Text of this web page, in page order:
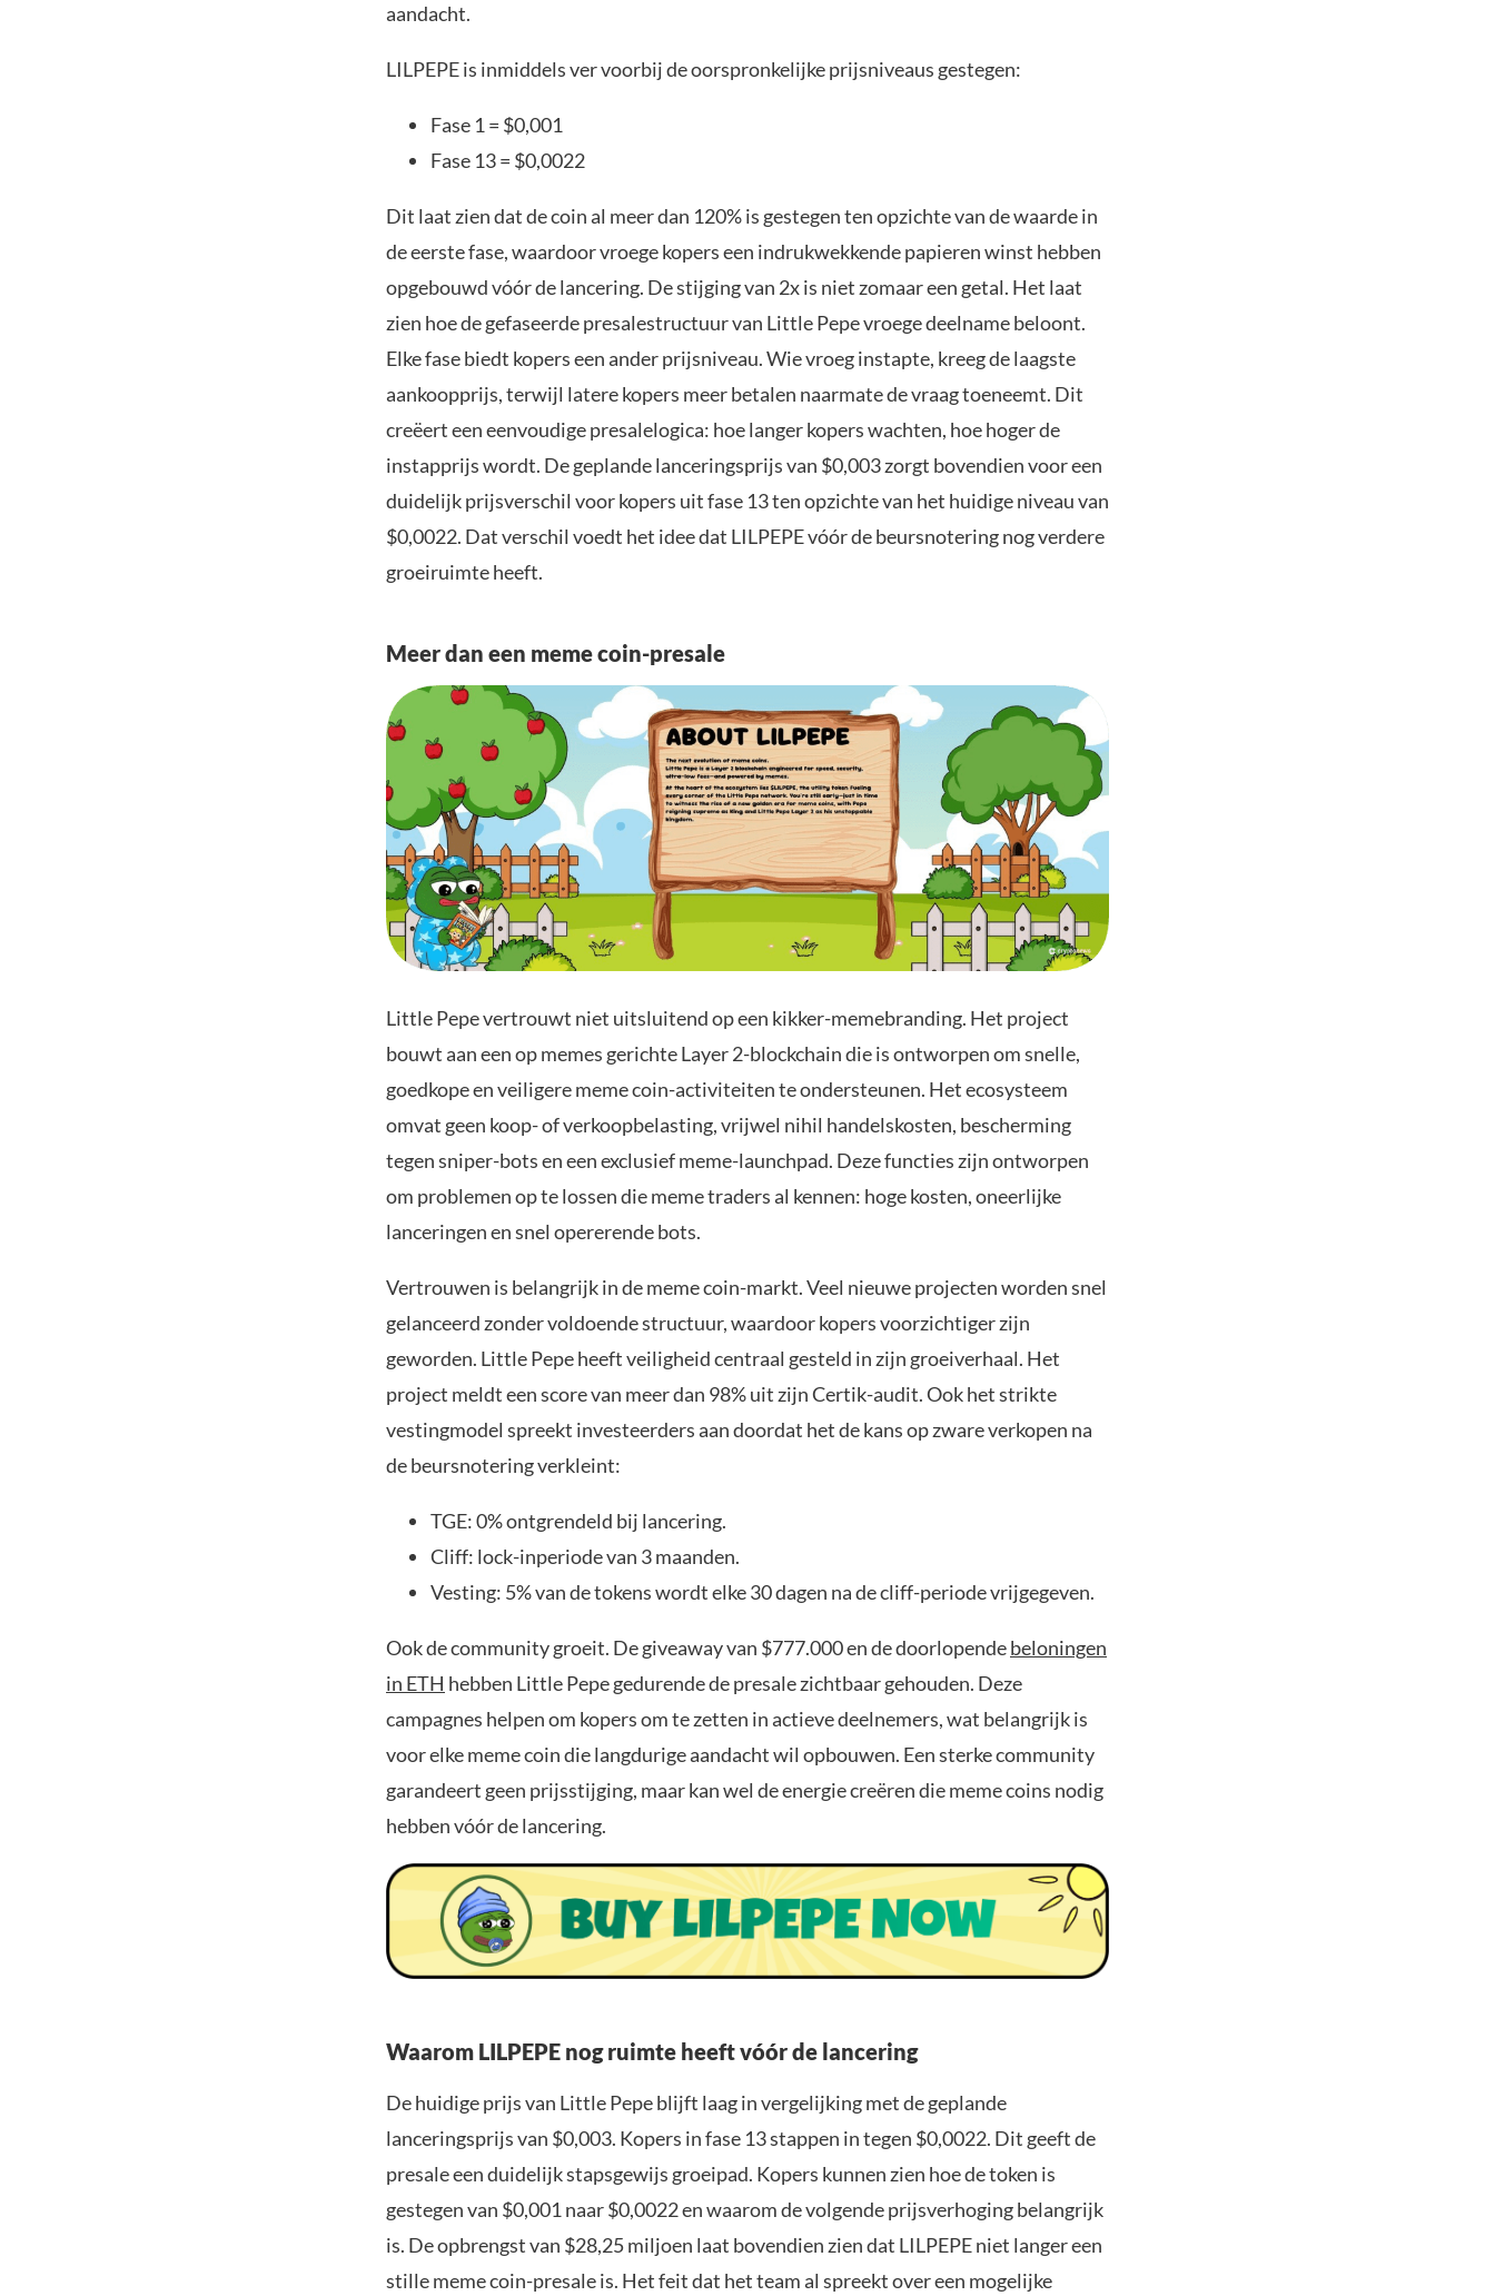
aandacht.
LILPEPE is inmiddels ver voorbij de oorspronkelijke prijsniveaus gestegen:
Fase 1 = $0,001
Fase 13 = $0,0022
Dit laat zien dat de coin al meer dan 120% is gestegen ten opzichte van de waarde in
de eerste fase, waardoor vroege kopers een indrukwekkende papieren winst hebben
opgebouwd vóór de lancering. De stijging van 2x is niet zomaar een getal. Het laat
zien hoe de gefaseerde presalestructuur van Little Pepe vroege deelname beloont.
Elke fase biedt kopers een ander prijsniveau. Wie vroeg instapte, kreeg de laagste
aankoopprijs, terwijl latere kopers meer betalen naarmate de vraag toeneemt. Dit
creëert een eenvoudige presalelogica: hoe langer kopers wachten, hoe hoger de
instapprijs wordt. De geplande lanceringsprijs van $0,003 zorgt bovendien voor een
duidelijk prijsverschil voor kopers uit fase 13 ten opzichte van het huidige niveau van
$0,0022. Dat verschil voedt het idee dat LILPEPE vóór de beursnotering nog verdere
groeiruimte heeft.
Meer dan een meme coin-presale
Little Pepe vertrouwt niet uitsluitend op een kikker-memebranding. Het project
bouwt aan een op memes gerichte Layer 2-blockchain die is ontworpen om snelle,
goedkope en veiligere meme coin-activiteiten te ondersteunen. Het ecosysteem
omvat geen koop- of verkoopbelasting, vrijwel nihil handelskosten, bescherming
tegen sniper-bots en een exclusief meme-launchpad. Deze functies zijn ontworpen
om problemen op te lossen die meme traders al kennen: hoge kosten, oneerlijke
lanceringen en snel opererende bots.
Vertrouwen is belangrijk in de meme coin-markt. Veel nieuwe projecten worden snel
gelanceerd zonder voldoende structuur, waardoor kopers voorzichtiger zijn
geworden. Little Pepe heeft veiligheid centraal gesteld in zijn groeiverhaal. Het
project meldt een score van meer dan 98% uit zijn Certik-audit. Ook het strikte
vestingmodel spreekt investeerders aan doordat het de kans op zware verkopen na
de beursnotering verkleint:
TGE: 0% ontgrendeld bij lancering.
Cliff: lock-inperiode van 3 maanden.
Vesting: 5% van de tokens wordt elke 30 dagen na de cliff-periode vrijgegeven.
Ook de community groeit. De giveaway van $777.000 en de doorlopendebeloningen
in ETH hebben Little Pepe gedurende de presale zichtbaar gehouden. Deze
campagnes helpen om kopers om te zetten in actieve deelnemers, wat belangrijk is
voor elke meme coin die langdurige aandacht wil opbouwen. Een sterke community
garandeert geen prijsstijging, maar kan wel de energie creëren die meme coins nodig
hebben vóór de lancering.
Waarom LILPEPE nog ruimte heeft vóór de lancering
De huidige prijs van Little Pepe blijft laag in vergelijking met de geplande
lanceringsprijs van $0,003. Kopers in fase 13 stappen in tegen $0,0022. Dit geeft de
presale een duidelijk stapsgewijs groeipad. Kopers kunnen zien hoe de token is
gestegen van $0,001 naar $0,0022 en waarom de volgende prijsverhoging belangrijk
is. De opbrengst van $28,25 miljoen laat bovendien zien dat LILPEPE niet langer een
stille meme coin-presale is. Het feit dat het team al spreekt over een mogelijke